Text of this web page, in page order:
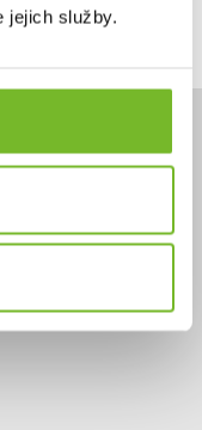
jejich služby.